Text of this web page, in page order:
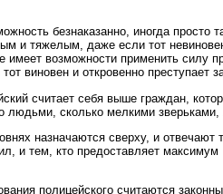
безнаказанно, иногда просто
и тяжелым, даже если тот
имеет возможности применить силу
виновен и откровенно преступает
считает себя выше граждан,
людьми, сколько мелкими зверьками,
назначаются сверху, и отвечают
и тем, кто предоставляет максимум
полицейского считаются